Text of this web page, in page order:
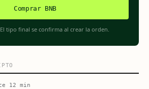
Comprar BNB
tipo final se confirma al crear la orden.
12 min